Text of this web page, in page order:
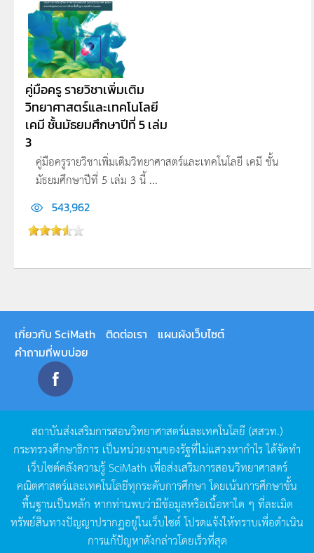
คู่มือครู รายวิชาเพิ่มเติม
วิทยาศาสตร์และเทคโนโลยี
เคมี ชั้นมัธยมศึกษาปีที่ 5 เล่ม
3
คู่มือครูรายวิชาเพิ่มเติมวิทยาศาสตร์และเทคโนโลยี เคมี ชั้น
มัธยมศึกษาปีที่ 5 เล่ม 3 นี้ ...
543,962
เกี่ยวกับ SciMath ติดต่อเรา
แผนผังเว็บไซต์
คำถามที่พบบ่อย
สถาบันส่งเสริมการสอนวิทยาศาสตร์และเทคโนโลยี (สสวท.)
กระทรวงศึกษาธิการ เป็นหน่วยงานของรัฐที่ไม่แสวงหากำไรได้จัดทำ
เว็บไซต์คลังความรู้SciMath เพื่อส่งเสริมการสอนวิทยาศาสตร์
คณิตศาสตร์และเทคโนโลยีทุกระดับการศึกษา โดยเน้นการศึกษาขั้น
พื้นฐานเป็นหลัก หากท่านพบว่ามีข้อมูลหรือเนื้อหาใด ๆ ที่ละเมิด
ทรัพย์สินทางปัญญาปรากฏอยู่ในเว็บไซต์โปรดแจ้งให้ทราบเพื่อดำเนิน
การแก้ปัญหาดังกล่าวโดยเร็วที่สุด